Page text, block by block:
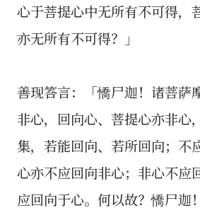
心于菩提心中无所有不可得，
亦无所有不可得？」
善现答言：「憍尸迦！诸菩萨
非心，回向心、菩提心亦非心
集，若能回向、若所回向；不
心亦不应回向非心；非心不应
应回向于心。何以故？憍尸迦